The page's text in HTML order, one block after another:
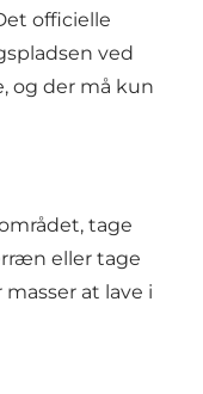
officielle
ved
og der må kun
tage
eller tage
at lave i